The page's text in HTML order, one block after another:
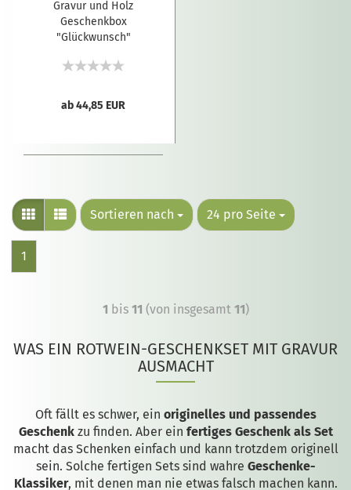
Gravur und Holz
Geschenkbox
"Glückwunsch"
ab 44,85 EUR
Sortieren nach 24 pro Seite
1
1 bis 11 (von insgesamt 11)
WAS EIN ROTWEIN-GESCHENKSET MIT GRAVUR
AUSMACHT
Oft fällt es schwer, ein originelles und passendes
Geschenkzu finden. Aber ein fertiges Geschenk als Set
macht das Schenken einfach und kann trotzdem originell
sein. Solche fertigen Sets sind wahre Geschenke-
Klassiker, mit denen man nie etwas falsch machen kann.